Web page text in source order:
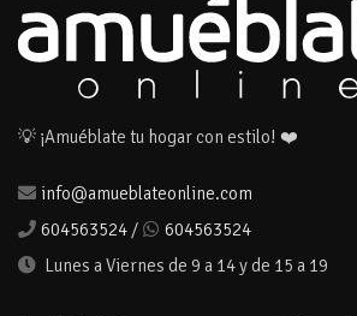
💡 ¡Amuéblate tu hogar con estilo! ❤️
info@amueblateonline.com
604563524 /
604563524
Lunes a Viernes de 9 a 14 y de 15 a 19